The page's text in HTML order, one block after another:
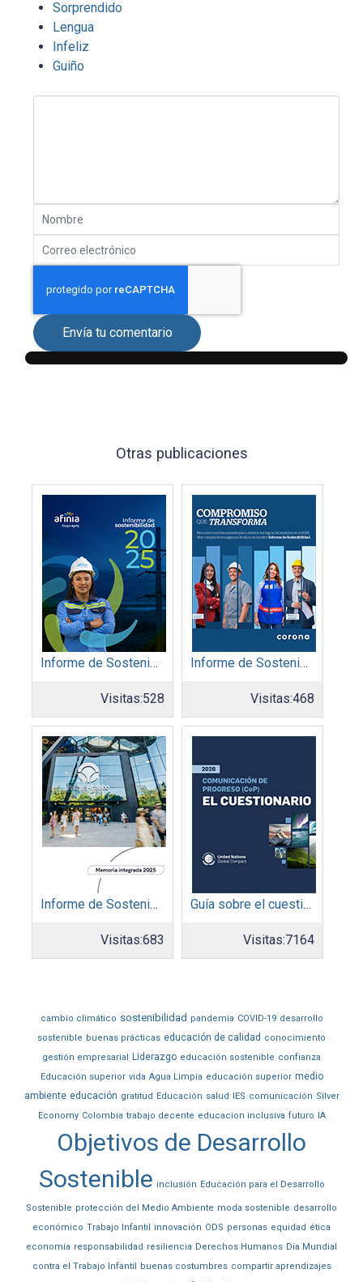
Sorprendido
Lengua
Infeliz
Guiño
Envía tu comentario
Otras publicaciones
Informe de Sostenibilidad 2025: Afinia filial del Grupo EPM
Visitas:528
Informe de Sostenibilidad 2025: Organización Corona
Visitas:468
Informe de Sostenibilidad 2025: Parque Arauco
Visitas:683
Guía sobre el cuestionario: Comunicación de Progreso
Visitas:7164
cambio climático sostenibilidad pandemia COVID-19 desarrollo
sostenible buenas prácticas educación de calidad conocimiento
gestión empresarial Liderazgo educación sostenible confianza
Educación superior vida Agua Limpia educación superior medio
ambiente educación gratitud Educación salud IES comunicación Silver
Economy Colombia trabajo decente educacion inclusiva futuro IA
Objetivos de Desarrollo
Sostenible inclusión Educación para el Desarrollo
Sostenible protección del Medio Ambiente moda sostenible desarrollo
económico Trabajo Infantil innovación ODS personas equidad ética
economía responsabilidad resiliencia Derechos Humanos Día Mundial
contra el Trabajo Infantil buenas costumbres compartir aprendizajes